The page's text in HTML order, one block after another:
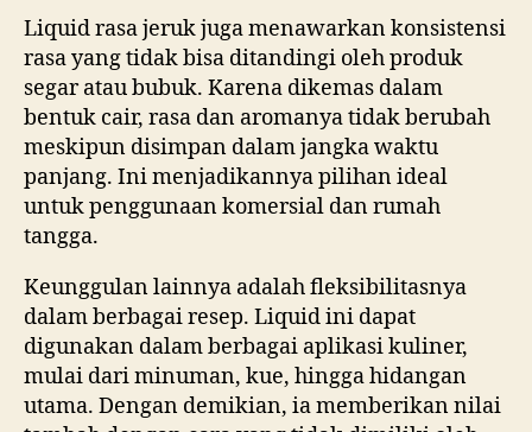
Liquid rasa jeruk juga menawarkan konsistensi
rasa yang tidak bisa ditandingi oleh produk
segar atau bubuk. Karena dikemas dalam
bentuk cair, rasa dan aromanya tidak berubah
meskipun disimpan dalam jangka waktu
panjang. Ini menjadikannya pilihan ideal
untuk penggunaan komersial dan rumah
tangga.
Keunggulan lainnya adalah fleksibilitasnya
dalam berbagai resep. Liquid ini dapat
digunakan dalam berbagai aplikasi kuliner,
mulai dari minuman, kue, hingga hidangan
utama. Dengan demikian, ia memberikan nilai